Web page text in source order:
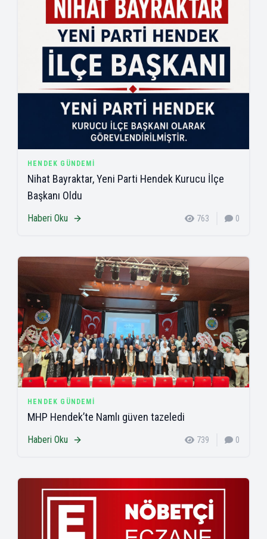
HENDEK GÜNDEMI
Nihat Bayraktar, Yeni Parti Hendek Kurucu İlçe
Başkanı Oldu
Haberi Oku 763 0
HENDEK GÜNDEMI
MHP Hendek’te Namlı güven tazeledi
Haberi Oku 739 0